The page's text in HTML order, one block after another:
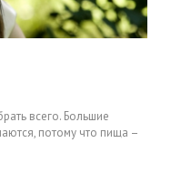
всего. Большие
потому что пища –